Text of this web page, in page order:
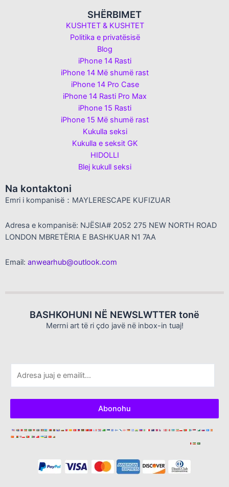
SHËRBIMET
KUSHTET & KUSHTET
Politika e privatësisë
Blog
iPhone 14 Rasti
iPhone 14 Më shumë rast
iPhone 14 Pro Case
iPhone 14 Rasti Pro Max
iPhone 15 Rasti
iPhone 15 Më shumë rast
Kukulla seksi
Kukulla e seksit GK
HIDOLLI
Blej kukull seksi
Na kontaktoni
Emri i kompanisë：MAYLERESCAPE KUFIZUAR
Adresa e kompanisë: NJËSIA# 2052 275 NEW NORTH ROAD
LONDON MBRETËRIA E BASHKUAR N1 7AA
Email: anwearhub@outlook.com
BASHKOHUNI NË NEWSLWTTER tonë
Merrni art të ri çdo javë në inbox-in tuaj!
l
*
Abonohu